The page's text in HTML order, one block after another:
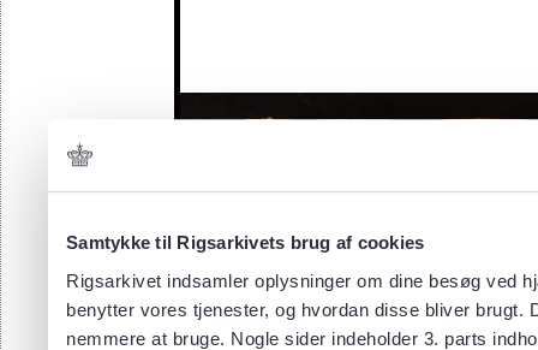
Samtykke til Rigsarkivets brug af cookies
Rigsarkivet indsamler oplysninger om dine besøg ved
benytter vores tjenester, og hvordan disse bliver
nemmere at bruge. Nogle sider indeholder 3. parts